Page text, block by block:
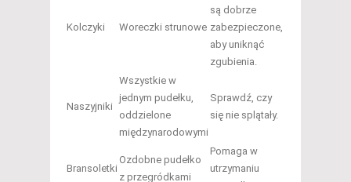
Kolczyki Woreczki strunowe
są dobrze
zabezpieczone,
aby uniknąć
zgubienia.
Naszyjniki
Wszystkie w
jednym pudełku,
oddzielone
międzynarodowymi
Sprawdź, czy
się nie splątały.
Bransoletki
Ozdobne pudełko
z przegródkami
Pomaga w
utrzymaniu